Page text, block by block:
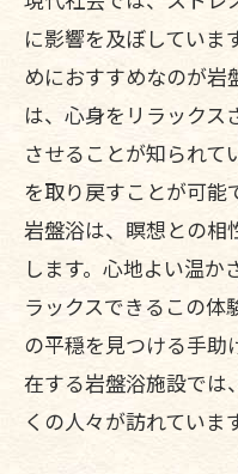
に影響を及ぼしていま
めにおすすめなのが岩
は、心身をリラックス
させることが知られて
を取り戻すことが可能
岩盤浴は、瞑想との相
します。心地よい温か
ラックスできるこの体
の平穏を見つける手助
在する岩盤浴施設では
くの人々が訪れています